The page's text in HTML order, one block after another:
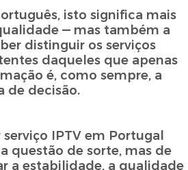
isto significa mais
— mas também a
distinguir os serviços
daqueles que apenas
é, como sempre, a
de decisão.
IPTV em Portugal
questão de sorte, mas de
a estabilidade, a qualidade